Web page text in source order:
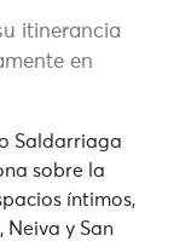
itinerancia
en
Saldarriaga
sobre la
íntimos,
Neiva y San